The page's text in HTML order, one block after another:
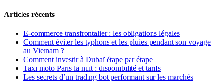
Articles récents
E-commerce transfrontalier : les obligations légales
Comment éviter les typhons et les pluies pendant son voyage
au Vietnam ?
Comment investir à Dubaï étape par étape
Taxi moto Paris la nuit : disponibilité et tarifs
Les secrets d’un trading bot performant sur les marchés